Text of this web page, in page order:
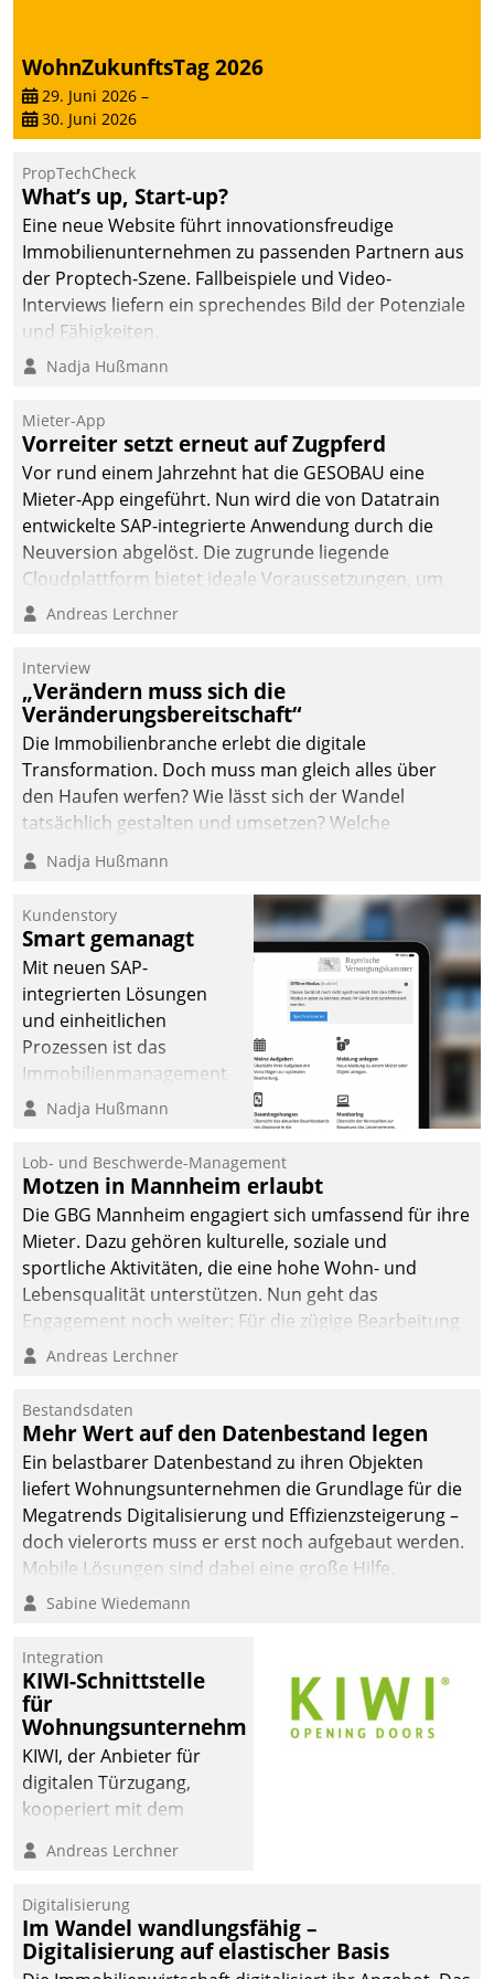
automatisiert ausgelöste,
zielgerichtete
Mieterbefragungen – eine
starke Grundlage für
intelligente,
datengestützte
Entscheidungen.
WohnZukunftsTag 2026
29. Juni 2026 –
30. Juni 2026
PropTechCheck
What’s up, Start-up?
Eine neue Website führt innovationsfreudige
Immobilienunternehmen zu passenden Partnern aus
der Proptech-Szene. Fallbeispiele und Video-
Interviews liefern ein sprechendes Bild der Potenziale
und Fähigkeiten.
Nadja Hußmann
Mieter-App
Vorreiter setzt erneut auf Zugpferd
Vor rund einem Jahrzehnt hat die GESOBAU eine
Mieter-App eingeführt. Nun wird die von Datatrain
entwickelte SAP-integrierte Anwendung durch die
Neuversion abgelöst. Die zugrunde liegende
Cloudplattform bietet ideale Voraussetzungen, um
die Funktionalität der App zu erweitern und weitere
integrieren.
Andreas Lerchner
Interview
„Verändern muss sich die
Veränderungsbereitschaft“
Die Immobilienbranche erlebt die digitale
Transformation. Doch muss man gleich alles über
den Haufen werfen? Wie lässt sich der Wandel
tatsächlich gestalten und umsetzen? Welche
Argumente zählen wirklich?
Nadja Hußmann
Kundenstory
Smart gemanagt
Mit neuen SAP-
integrierten Lösungen
und einheitlichen
Prozessen ist das
Immobilienmanagement
der Bayerischen
Ressort Kapitalanlage für
künftige Aufgaben und
Herausforderungen
gerüstet.
Nadja Hußmann
Lob- und Beschwerde-Management
Motzen in Mannheim erlaubt
Die GBG Mannheim engagiert sich umfassend für ihre
Mieter. Dazu gehören kulturelle, soziale und
sportliche Aktivitäten, die eine hohe Wohn- und
Lebensqualität unterstützen. Nun geht das
Engagement noch weiter: Für die zügige Bearbeitung
von Beschwerden – oder Lob – richtet das
und Beschwerde-Management einen eigenen Kanal
ein.
Andreas Lerchner
Bestandsdaten
Mehr Wert auf den Datenbestand legen
Ein belastbarer Datenbestand zu ihren Objekten
liefert Wohnungsunternehmen die Grundlage für die
Megatrends Digitalisierung und Effizienzsteigerung –
doch vielerorts muss er erst noch aufgebaut werden.
Mobile Lösungen sind dabei eine große Hilfe.
Sabine Wiedemann
Integration
KIWI-Schnittstelle
für
Wohnungsunternehmen
KIWI, der Anbieter für
digitalen Türzugang,
kooperiert mit dem
Softwareentwicklungshaus
Andreas Lerchner
Digitalisierung
Im Wandel wandlungsfähig –
Digitalisierung auf elastischer Basis